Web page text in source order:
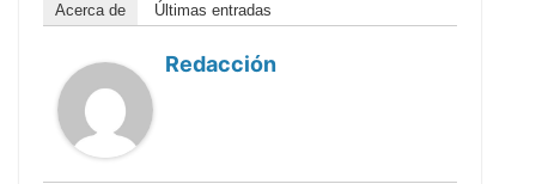
Acerca de Últimas entradas
Redacción